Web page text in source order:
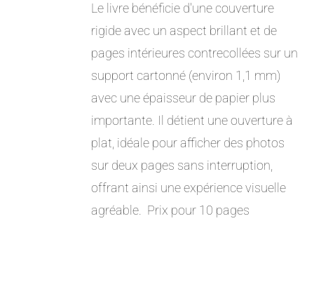
85,00€
140,00€
Le livre bénéficie d'une couverture
rigide avec un aspect brillant et de
pages intérieures contrecollées sur un
support cartonné (environ 1,1 mm)
avec une épaisseur de papier plus
importante. Il détient une ouverture à
plat, idéale pour afficher des photos
sur deux pages sans interruption,
offrant ainsi une expérience visuelle
agréable. Prix pour 10 pages